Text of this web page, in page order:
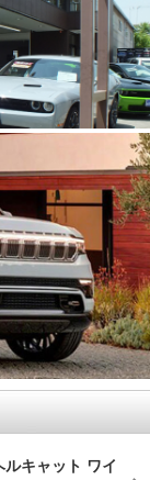
キャット ワイ